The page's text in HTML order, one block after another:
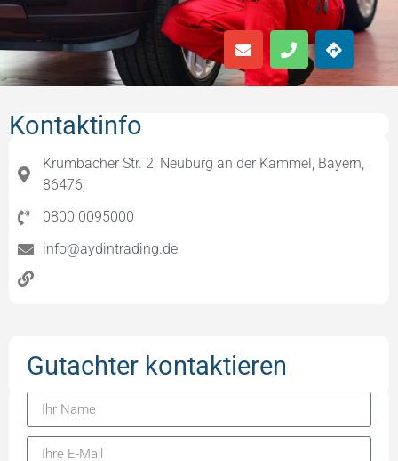
Kontaktinfo
Krumbacher Str. 2, Neuburg an der Kammel, Bayern,
86476,
0800 0095000
info@aydintrading.de
Gutachter kontaktieren